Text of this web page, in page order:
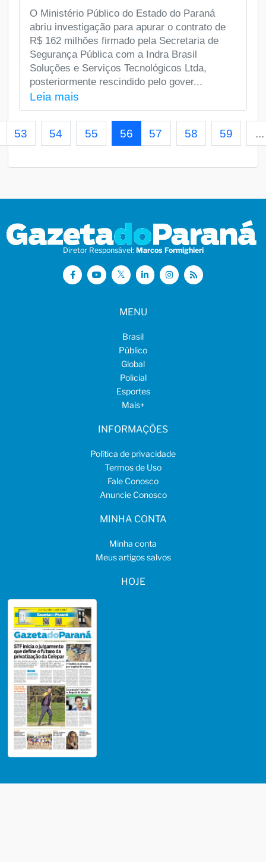
O Ministério Público do Estado do Paraná
abriu investigação para apurar o contrato de
R$ 162 milhões firmado pela Secretaria de
Segurança Pública com a Indra Brasil
Soluções e Serviços Tecnológicos Ltda,
posteriormente rescindido pelo gover...
Leia mais
53 54 55 56 57 58 59 ...
Diretor Responsável: Marcos Formighieri
MENU
Brasil
Público
Global
Policial
Esportes
Mais+
INFORMAÇÕES
Política de privacidade
Termos de Uso
Fale Conosco
Anuncie Conosco
MINHA CONTA
Minha conta
Meus artigos salvos
HOJE